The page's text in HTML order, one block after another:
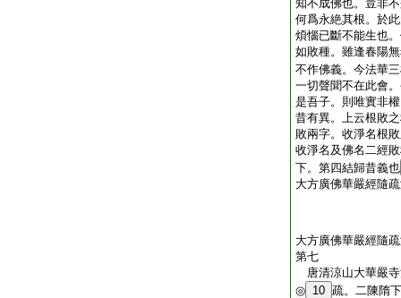
知不成佛也。豈非
何爲永絶其根。於
煩惱已斷不能生也
如敗種。雖逢春陽
不作佛義。今法華
一切聲聞不在此會
是吾子。則唯實非
昔有異。上云根敗
敗兩字。收淨名根
收淨名及佛名二經
下。第四結歸昔義也
大方廣佛華嚴經隨
大方廣佛華嚴經隨
第七
唐清涼山大華嚴
◎ 10 疏。二陳隋